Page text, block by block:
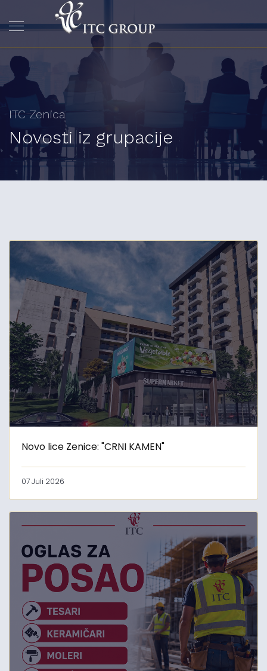
ITC Zenica
Novosti iz grupacije
Novo lice Zenice: "CRNI KAMEN"
07 Juli 2026